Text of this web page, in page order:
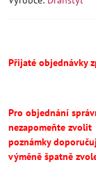
Přijaté objednávky
Pro objednání
nezapomeňte zvolit
poznámky
výměně špatně